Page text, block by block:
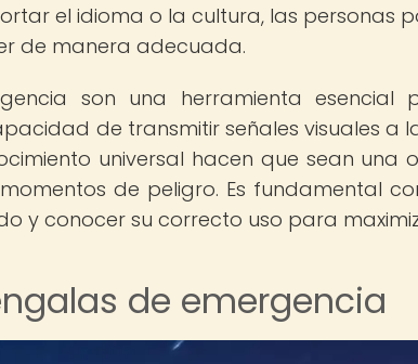
el idioma o la cultura, las personas
de manera adecuada.
son una herramienta esencial
de transmitir señales visuales a
universal hacen que sean una
de peligro. Es fundamental
y conocer su correcto uso para
de emergencia